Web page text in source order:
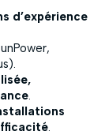
d’expérience
.
.